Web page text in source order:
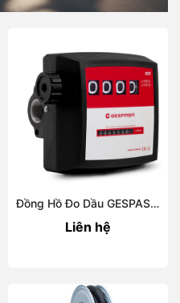
Đồng Hồ Đo Dầu GESPASA MGM-110
Liên hệ